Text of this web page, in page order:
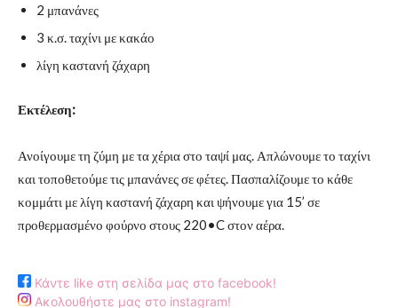
2 μπανάνες
3 κ.σ. ταχίνι με κακάο
λίγη καστανή ζάχαρη
Εκτέλεση:
Ανοίγουμε τη ζύμη με τα χέρια στο ταψί μας. Απλώνουμε το ταχίνι
και τοποθετούμε τις μπανάνες σε φέτες. Πασπαλίζουμε το κάθε
κομμάτι με λίγη καστανή ζάχαρη και ψήνουμε για 15’ σε
προθερμασμένο φούρνο στους 220•C στον αέρα.
Κάντε like στη σελίδα μας στο facebook!
Ακολουθήστε μας στο instagram!